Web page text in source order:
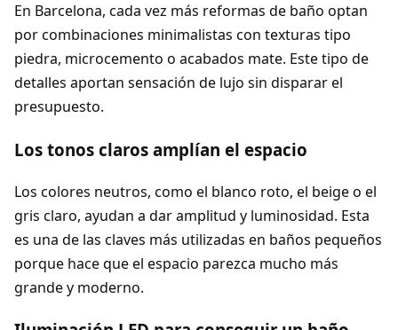
En Barcelona, cada vez más reformas de baño optan
por combinaciones minimalistas con texturas tipo
piedra, microcemento o acabados mate. Este tipo de
detalles aportan sensación de lujo sin disparar el
presupuesto.
Los tonos claros amplían el espacio
Los colores neutros, como el blanco roto, el beige o el
gris claro, ayudan a dar amplitud y luminosidad. Esta
es una de las claves más utilizadas en baños pequeños
porque hace que el espacio parezca mucho más
grande y moderno.